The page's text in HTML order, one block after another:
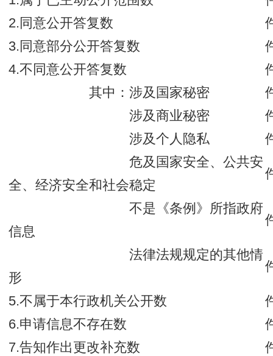
2.同意公开答复数
3.同意部分公开答复数
4.不同意公开答复数
其中：涉及国家秘密
涉及商业秘密
涉及个人隐私
危及国家安全、公共安
全、经济安全和社会稳定
不是《条例》所指政府
信息
法律法规规定的其他情
形
5.不属于本行政机关公开数
6.申请信息不存在数
7.告知作出更改补充数